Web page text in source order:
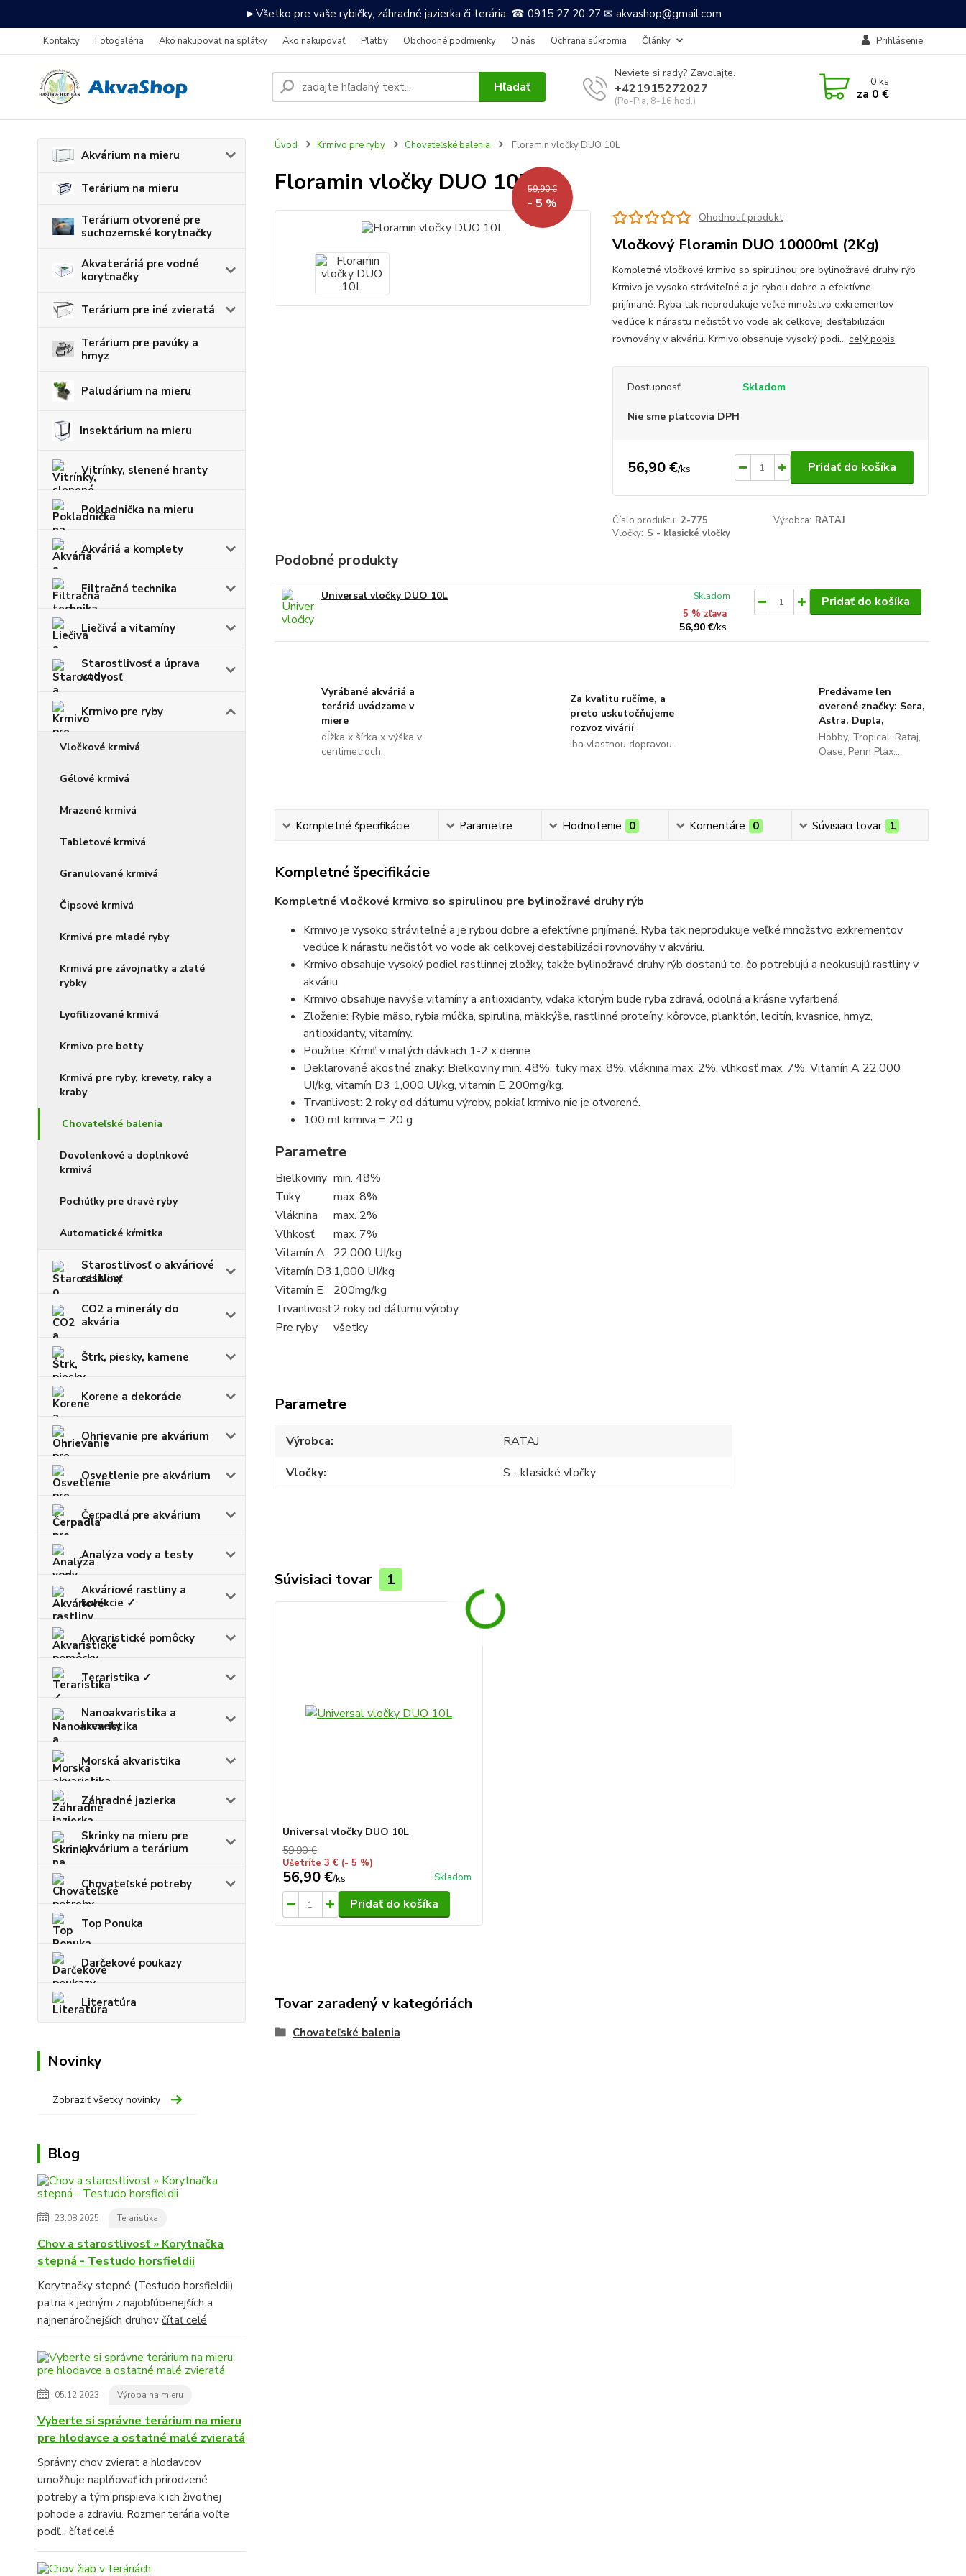
►Všetko pre vaše rybičky, záhradné jazierka či terária. ☎ 0915 27 20 27 ✉ akvashop@gmail.com
Kontakty Fotogaléria Ako nakupovať na splátky Ako nakupovať Platby Obchodné podmienky O nás Ochrana súkromia Články Prihlásenie
Hľadať
Neviete si rady? Zavolajte.
+421915272027
(Po-Pia, 8-16 hod.)
0ks
za 0 €
Akvárium na mieru
Terárium na mieru
Terárium otvorené pre
suchozemské korytnačky
Akvateráriá pre vodné
korytnačky
Terárium pre iné zvieratá
Terárium pre pavúky a
hmyz
Paludárium na mieru
Insektárium na mieru
Vitrínky, slenené hranty
Pokladnička na mieru
Akváriá a komplety
Filtračná technika
Liečivá a vitamíny
Starostlivosť a úprava
vody
Krmivo pre ryby
Vločkové krmivá
Gélové krmivá
Mrazené krmivá
Tabletové krmivá
Granulované krmivá
Čipsové krmivá
Krmivá pre mladé ryby
Krmivá pre závojnatky a zlaté
rybky
Lyofilizované krmivá
Krmivo pre betty
Krmivá pre ryby, krevety, raky a
kraby
Chovateľské balenia
Dovolenkové a doplnkové
krmivá
Pochúťky pre dravé ryby
Automatické kŕmitka
Starostlivosť o akváriové
rastliny
CO2 a minerály do
akvária
Štrk, piesky, kamene
Korene a dekorácie
Ohrievanie pre akvárium
Osvetlenie pre akvárium
Čerpadlá pre akvárium
Analýza vody a testy
Akváriové rastliny a
kolekcie ✓
Akvaristické pomôcky
Teraristika ✓
Nanoakvaristika a
krevety
Morská akvaristika
Záhradné jazierka
Skrinky na mieru pre
akvárium a terárium
Chovateľské potreby
Top Ponuka
Darčekové poukazy
Literatúra
Novinky
Zobraziť všetky novinky
Blog
23.08.2025 Teraristika
Chov a starostlivosť » Korytnačka
stepná - Testudo horsfieldii
Korytnačky stepné (Testudo horsfieldii)
patria k jedným z najobľúbenejších a
najnenáročnejších druhov čítať celé
05.12.2023 Výroba na mieru
Vyberte si správne terárium na mieru
pre hlodavce a ostatné malé zvieratá
Správny chov zvierat a hlodavcov
umožňuje naplňovať ich prirodzené
potreby a tým prispieva k ich životnej
pohode a zdraviu. Rozmer terária voľte
podľ... čítať celé
Úvod Krmivo pre ryby Chovateľské balenia Floramin vločky DUO 10L
Floramin vločky DUO 10L59,90 €
- 5 %
Ohodnotiť produkt
Vločkový Floramin DUO 10000ml (2Kg)
Kompletné vločkové krmivo so spirulinou pre bylinožravé druhy rýb
Krmivo je vysoko stráviteľné a je rybou dobre a efektívne
prijímané. Ryba tak neprodukuje veľké množstvo exkrementov
vedúce k nárastu nečistôt vo vode ak celkovej destabilizácii
rovnováhy v akváriu. Krmivo obsahuje vysoký podi... celý popis
Dostupnosť Skladom
Nie sme platcovia DPH
56,90 €/ks Pridať do košíka
Číslo produktu: 2-775 Výrobca: RATAJ
Vločky: S - klasické vločky
Podobné produkty
Universal vločky DUO 10L
5 % zľava
56,90 €/ks
Skladom Pridať do košíka
Vyrábané akváriá a
teráriá uvádzame v
miere
dĺžka x šírka x výška v
centimetroch.
Za kvalitu ručíme, a
preto uskutočňujeme
rozvoz vivárií
iba vlastnou dopravou.
Predávame len
overené značky: Sera,
Astra, Dupla,
Hobby, Tropical, Rataj,
Oase, Penn Plax...
Kompletné špecifikácie Parametre Hodnotenie 0 Komentáre 0 Súvisiaci tovar 1
Kompletné špecifikácie
Kompletné vločkové krmivo so spirulinou pre bylinožravé druhy rýb
Krmivo je vysoko stráviteľné a je rybou dobre a efektívne prijímané. Ryba tak neprodukuje veľké množstvo exkrementov
vedúce k nárastu nečistôt vo vode ak celkovej destabilizácii rovnováhy v akváriu.
Krmivo obsahuje vysoký podiel rastlinnej zložky, takže bylinožravé druhy rýb dostanú to, čo potrebujú a neokusujú rastliny v
akváriu.
Krmivo obsahuje navyše vitamíny a antioxidanty, vďaka ktorým bude ryba zdravá, odolná a krásne vyfarbená.
Zloženie: Rybie mäso, rybia múčka, spirulina, mäkkýše, rastlinné proteíny, kôrovce, planktón, lecitín, kvasnice, hmyz,
antioxidanty, vitamíny.
Použitie: Kŕmiť v malých dávkach 1-2 x denne
Deklarované akostné znaky: Bielkoviny min. 48%, tuky max. 8%, vláknina max. 2%, vlhkosť max. 7%. Vitamín A 22,000
UI/kg, vitamín D3 1,000 UI/kg, vitamín E 200mg/kg.
Trvanlivosť: 2 roky od dátumu výroby, pokiaľ krmivo nie je otvorené.
100 ml krmiva = 20 g
Parametre
Bielkoviny min. 48%
Tuky
max. 8%
Vláknina
max. 2%
Vlhkosť
max. 7%
Vitamín A 22,000 UI/kg
Vitamín D3 1,000 UI/kg
Vitamín E
200mg/kg
Trvanlivosť2 roky od dátumu výroby
Pre ryby
všetky
Parametre
Výrobca
RATAJ
Vločky
S - klasické vločky
Súvisiaci tovar 1
Universal vločky DUO 10L
59,90 €
Ušetríte 3 € (- 5 %)
56,90 €/ks Skladom
Pridať do košíka
Tovar zaradený v kategóriách
Chovateľské balenia